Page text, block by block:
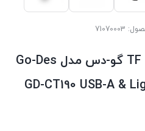
71070003
کارت‌خوان OTG دوکاره TF گو-دس مدل Go-Des
GD-CT190 USB-A &